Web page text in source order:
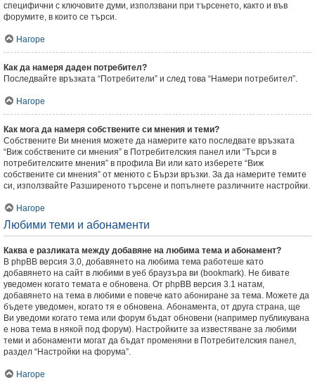
специфични с ключовите думи, използвани при търсенето, както и във
форумите, в които се търси.
Нагоре
Как да намеря даден потребител?
Последвайте връзката “Потребители” и след това “Намери потребител”.
Нагоре
Как мога да намеря собствените си мнения и теми?
Собствените Ви мнения можете да намерите като последвате връзката
“Виж собствените си мнения” в Потребителския панел или “Търси в
потребителските мнения” в профила Ви или като изберете “Виж
собствените си мнения” от менюто с Бързи връзки. За да намерите темите
си, използвайте Разширеното търсене и попълнете различните настройки.
Нагоре
Любими теми и абонаменти
Каква е разликата между добавяне на любима тема и абонамент?
В phpBB версия 3.0, добавянето на любима тема работеше като
добавянето на сайт в любими в уеб браузъра ви (bookmark). Не бивате
уведомен когато темата е обновена. От phpBB версия 3.1 натам,
добавянето на тема в любими е повече като абониране за тема. Можете да
бъдете уведомен, когато тя е обновена. Абонамента, от друга страна, ще
Ви уведоми когато тема или форум бъдат обновени (например публикувана
е нова тема в някой под форум). Настройките за известяване за любими
теми и абонаменти могат да бъдат променяни в Потребителския панел,
раздел “Настройки на форума”.
Нагоре